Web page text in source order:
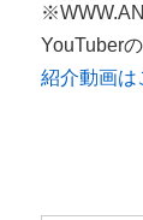
YouTuber
紹介動画は